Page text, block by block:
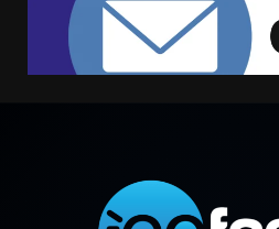
1
Rivoluzione”:
Banda”
campionato di
7 Agosto 2026